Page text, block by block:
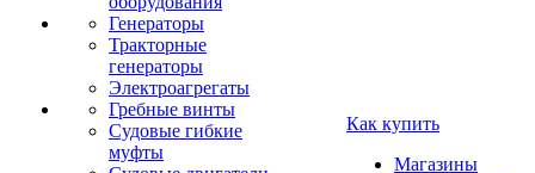
Генераторы
Тракторные
генераторы
Электроагрегаты
Гребные винты
Судовые гибкие
муфты
Как купить
Магазины